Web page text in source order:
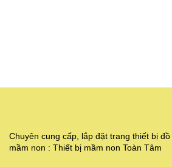
Chuyên cung cấp, lắp đặt trang thiết bị
mầm non : Thiết bị mầm non Toàn Tâm